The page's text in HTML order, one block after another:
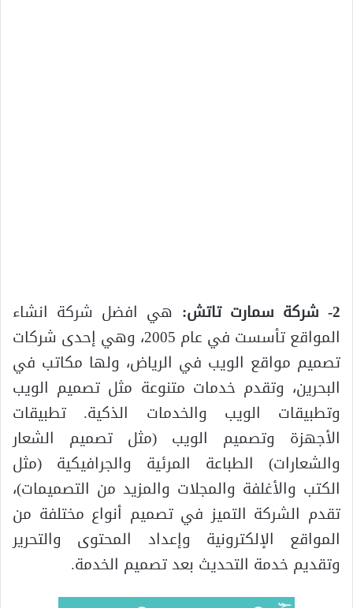
2- شركة سمارت تاتش:
هي افضل شركة انشاء
المواقع تأسست في عام 2005، وهي إحدى شركات
تصميم مواقع الويب في الرياض، ولها مكاتب في
البحرين، وتقدم خدمات متنوعة مثل تصميم الويب
وتطبيقات الويب والخدمات الذكية. تطبيقات
الأجهزة وتصميم الويب (مثل تصميم الشعار
والشعارات) الطباعة المرئية والجرافيكية (مثل
الكتب والأغلفة والمجلات والمزيد من التصميمات)،
تقدم الشركة التميز في تصميم أنواع مختلفة من
المواقع الإلكترونية وإعداد المحتوى والتحرير
وتقديم خدمة التحديث بعد تصميم الخدمة.